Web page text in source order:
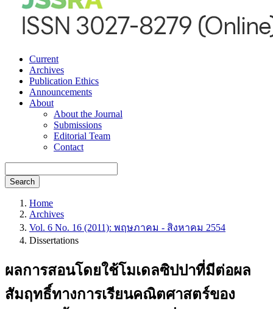
Current
Archives
Publication Ethics
Announcements
About
About the Journal
Submissions
Editorial Team
Contact
Search
Home
Archives
Vol. 6 No. 16 (2011): พฤษภาคม - สิงหาคม 2554
Dissertations
ผลการสอนโดยใช้โมเดลซิปปาที่มีต่อผล
สัมฤทธิ์ทางการเรียนคณิตศาสตร์ของ